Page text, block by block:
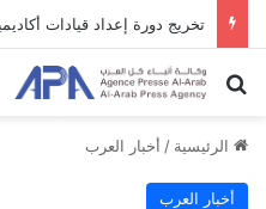
بحث عن
الرئيسية / أخبار العرب
أخبار العرب